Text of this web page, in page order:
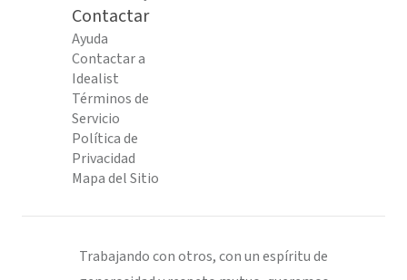
Contactar
Ayuda
Contactar a
Idealist
Términos de
Servicio
Política de
Privacidad
Mapa del Sitio
Trabajando con otros, con un espíritu de